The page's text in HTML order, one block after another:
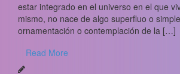
estar integrado en el universo en el que
mismo, no nace de algo superfluo o
ornamentación o contemplación de la […]
Read More